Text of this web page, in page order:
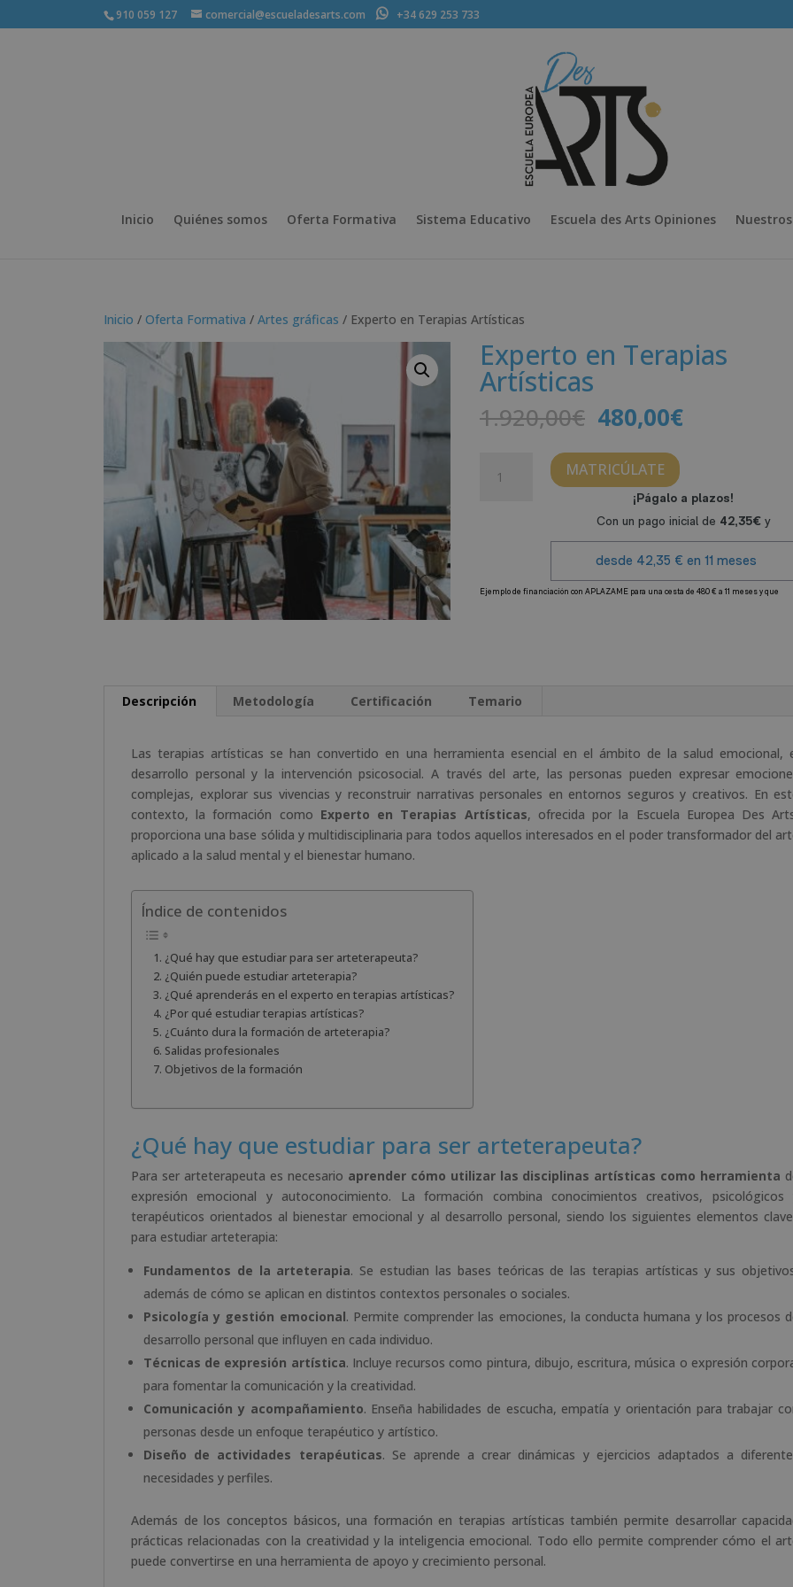
910 059 127 comercial@escueladesarts.com +34 629 253 733
Inicio Quiénes somos Oferta Formativa Sistema Educativo Escuela des Arts Opiniones
Inicio / Oferta Formativa / Artes gráficas / Experto en Terapias Artísticas
Experto en Terapias
Artísticas
1.920,00€ El
precio
original
era:
1.920,00€.
480,00€El
precio
480,00€.
MATRICÚLATE
n
t
i
v
e
:
Descripción Metodología Certificación Temario
Las terapias artísticas se han convertido en una herramienta esencial en el ámbito de la salud emocional,
desarrollo personal y la intervención psicosocial. A través del arte, las personas pueden expresar
complejas, explorar sus vivencias y reconstruir narrativas personales en entornos seguros y creativos. En
contexto, la formación como Experto en Terapias Artísticas, ofrecida por la Escuela Europea Des
proporciona una base sólida y multidisciplinaria para todos aquellos interesados en el poder transformador del
aplicado a la salud mental y el bienestar humano.
Índice de contenidos
¿Qué hay que estudiar para ser arteterapeuta?
¿Quién puede estudiar arteterapia?
¿Qué aprenderás en el experto en terapias artísticas?
¿Por qué estudiar terapias artísticas?
¿Cuánto dura la formación de arteterapia?
Salidas profesionales
Objetivos de la formación
¿Qué hay que estudiar para ser arteterapeuta?
Para ser arteterapeuta es necesario aprender cómo utilizar las disciplinas artísticas como herramienta
expresión emocional y autoconocimiento. La formación combina conocimientos creativos, psicológicos
terapéuticos orientados al bienestar emocional y al desarrollo personal, siendo los siguientes elementos
para estudiar arteterapia:
Fundamentos de la arteterapia. Se estudian las bases teóricas de las terapias artísticas y sus
además de cómo se aplican en distintos contextos personales o sociales.
Psicología y gestión emocional. Permite comprender las emociones, la conducta humana y los procesos
desarrollo personal que influyen en cada individuo.
Técnicas de expresión artística. Incluye recursos como pintura, dibujo, escritura, música o expresión
para fomentar la comunicación y la creatividad.
Comunicación y acompañamiento. Enseña habilidades de escucha, empatía y orientación para trabajar
personas desde un enfoque terapéutico y artístico.
Diseño de actividades terapéuticas. Se aprende a crear dinámicas y ejercicios adaptados a
necesidades y perfiles.
Además de los conceptos básicos, una formación en terapias artísticas también permite desarrollar
prácticas relacionadas con la creatividad y la inteligencia emocional. Todo ello permite comprender cómo el
puede convertirse en una herramienta de apoyo y crecimiento personal.